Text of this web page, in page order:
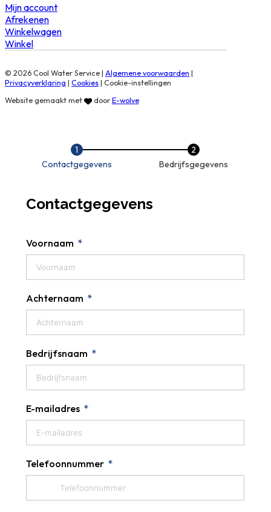
Mijn account
Afrekenen
Winkelwagen
Winkel
© 2026 Cool Water Service | Algemene voorwaarden |
Privacyverklaring | Cookies| Cookie-instellingen
Website gemaakt met
doorE-wolve
Contactgegevens Bedrijfsgegevens
Contactgegevens
Voornaam
Achternaam
Bedrijfsnaam
E-mailadres
Telefoonnummer